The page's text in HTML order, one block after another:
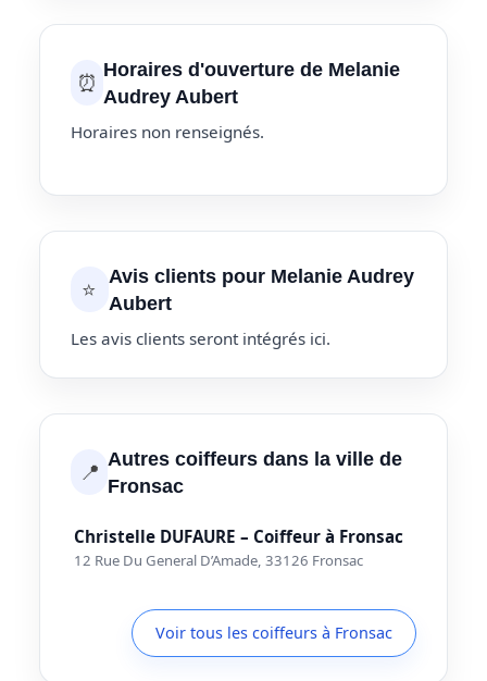
⏰ Horaires d'ouverture de Melanie
Audrey Aubert
Horaires non renseignés.
⭐
Avis clients pour Melanie Audrey
Aubert
Les avis clients seront intégrés ici.
📍 Autres coiffeurs dans la ville de
Fronsac
Christelle DUFAURE – Coiffeur à Fronsac
12 Rue Du General D’Amade, 33126 Fronsac
Voir tous les coiffeurs à Fronsac